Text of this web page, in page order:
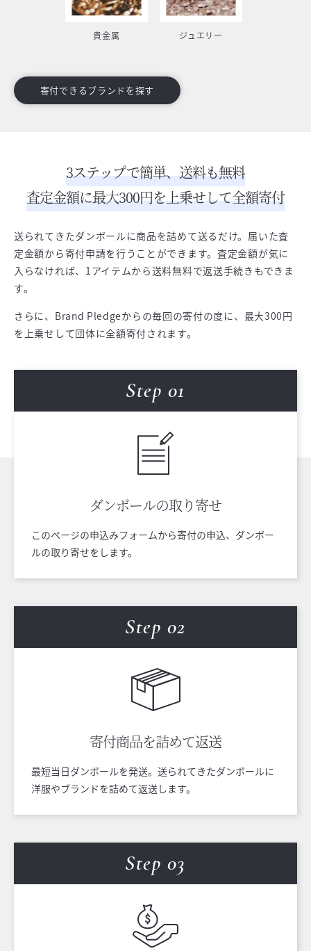
貴金属 ジュエリー
寄付できるブランドを探す
3ステップで簡単、送料も無料
査定金額に最大300円を上乗せして全額寄付
送られてきたダンボールに商品を詰めて送るだけ。届いた査
定金額から寄付申請を行うことができます。査定金額が気に
入らなければ、1アイテムから送料無料で返送手続きもできま
す。
さらに、Brand Pledgeからの毎回の寄付の度に、最大300円
を上乗せして団体に全額寄付されます。
Step 01
ダンボールの取り寄せ
このページの申込みフォームから寄付の申込、ダンボー
ルの取り寄せをします。
Step 02
寄付商品を詰めて返送
最短当日ダンボールを発送。送られてきたダンボールに
洋服やブランドを詰めて返送します。
Step 03